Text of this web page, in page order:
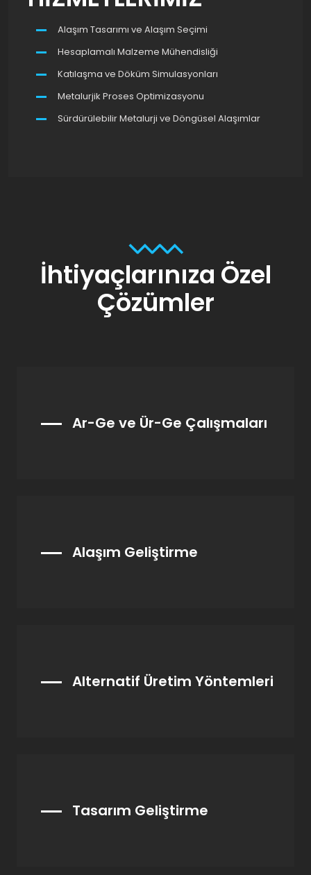
Alaşım Tasarımı ve Alaşım Seçimi
Hesaplamalı Malzeme Mühendisliği
Katılaşma ve Döküm Simulasyonları
Metalurjik Proses Optimizasyonu
Sürdürülebilir Metalurji ve Döngüsel Alaşımlar
İhtiyaçlarınıza Özel
Çözümler
Ar-Ge ve Ür-Ge Çalışmaları
Alaşım Geliştirme
Alternatif Üretim Yöntemleri
Tasarım Geliştirme